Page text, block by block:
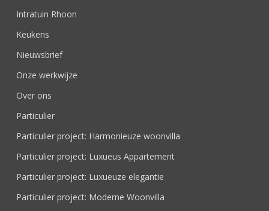
Intratuin Rhoon
Keukens
Nieuwsbrief
Onze werkwijze
Over ons
Particulier
Particulier project: Harmonieuze woonvilla
Particulier project: Luxueus Appartement
Particulier project: Luxueuze elegantie
Particulier project: Moderne Woonvilla